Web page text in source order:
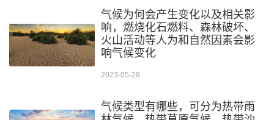
气候为何会产生变化以及相关影
响，燃烧化石燃料、森林破坏、
火山活动等人为和自然因素会影
响气候变化
2023-05-29
气候类型有哪些，可分为热带雨